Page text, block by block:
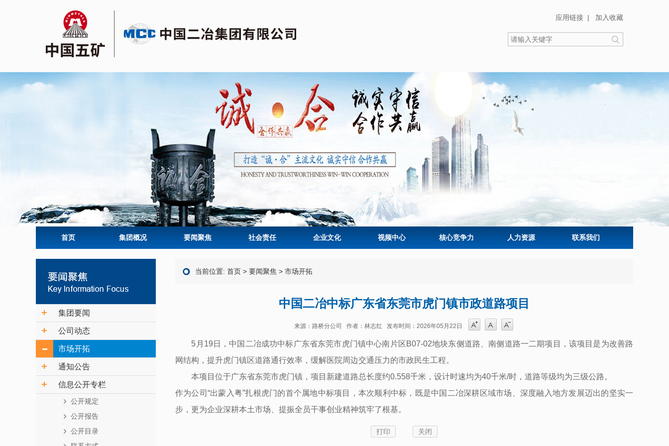
应用链接 | 加入收藏
首页 集团概况 要闻聚焦 社会责任 企业文化 视频中心 核心竞争力 人力资源 联系我们
集团要闻
公司动态
市场开拓
通知公告
信息公开专栏
公开规定
公开报告
公开目录
当前位置: 首页 > 要闻聚焦 > 市场开拓
中国二冶中标广东省东莞市虎门镇市政道路项目
来源：路桥分公司 作者：林志红 发布时间：2026年05月22日
5月19日， 中国二冶成功中标广东省东莞市虎门镇中心南片区B07-02地块东侧道路、南侧道路一二期项目
，该项目是为改善路
网结构，提升虎门镇区道路通行效率，缓解医院周边交通压力的市政民生工程。
本项目位于广东省东莞市虎门镇，项目新建道路总长度约0.558千米，设计时速均为40千米/时，道路等级均为三级公路。
作为公司“出蒙入粤”扎根虎门的首个属地中标项目，本次顺利中标，既是中国二冶深耕区域市场、深度融入地方发展迈出的坚实一
步，更为企业深耕本土市场、提振全员干事创业精神筑牢了根基。
打印 关闭